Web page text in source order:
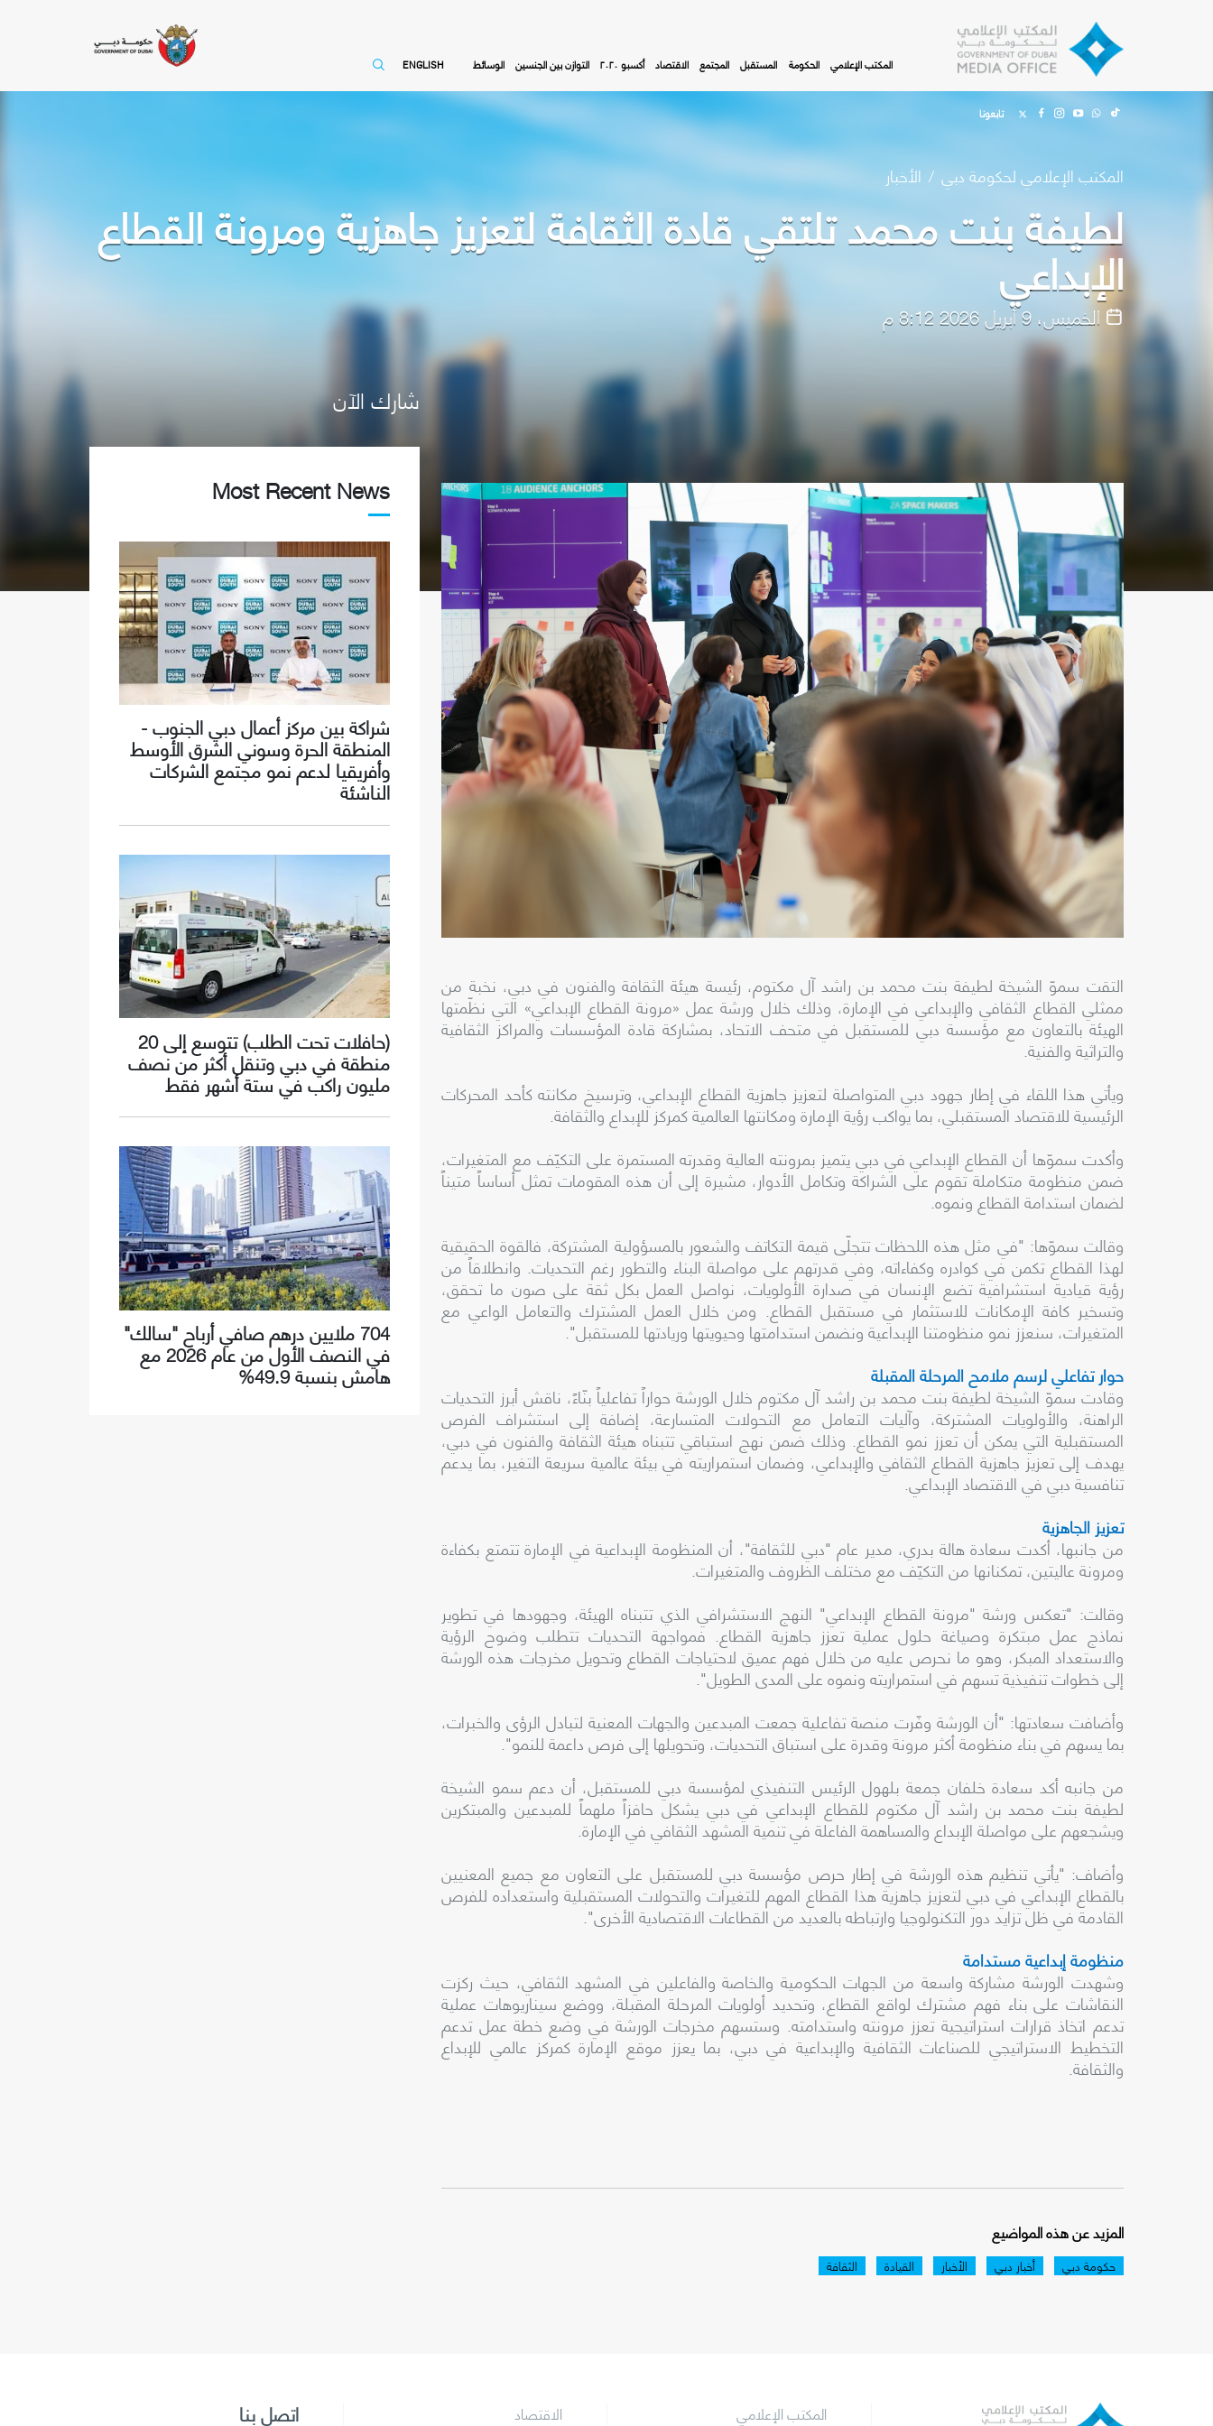
المكتب الإعلامي الحكومة المستقبل المجتمع الاقتصاد أكسبو ٢٠٢٠ التوازن بين الجنسين الوسائط ENGLISH
تابعونا
المكتب الإعلامي لحكومة دبي الأخبار
لطيفة بنت محمد تلتقي قادة الثقافة لتعزيز جاهزية ومرونة القطاع
الإبداعي
الخميس، 9 أبريل 2026 8:12 م
التقت سموّ الشيخة لطيفة بنت محمد بن راشد آل مكتوم، رئيسة هيئة الثقافة والفنون في دبي، نخبة من
ممثلي القطاع الثقافي والإبداعي في الإمارة، وذلك خلال ورشة عمل «مرونة القطاع الإبداعي» التي نظّمتها
الهيئة بالتعاون مع مؤسسة دبي للمستقبل في متحف الاتحاد، بمشاركة قادة المؤسسات والمراكز الثقافية
والتراثية والفنية.
ويأتي هذا اللقاء في إطار جهود دبي المتواصلة لتعزيز جاهزية القطاع الإبداعي، وترسيخ مكانته كأحد المحركات
الرئيسية للاقتصاد المستقبلي، بما يواكب رؤية الإمارة ومكانتها العالمية كمركز للإبداع والثقافة.
وأكدت سموّها أن القطاع الإبداعي في دبي يتميز بمرونته العالية وقدرته المستمرة على التكيّف مع المتغيرات،
ضمن منظومة متكاملة تقوم على الشراكة وتكامل الأدوار، مشيرة إلى أن هذه المقومات تمثل أساساً متيناً
لضمان استدامة القطاع ونموه.
وقالت سموّها: "في مثل هذه اللحظات تتجلّى قيمة التكاتف والشعور بالمسؤولية المشتركة، فالقوة الحقيقية
لهذا القطاع تكمن في كوادره وكفاءاته، وفي قدرتهم على مواصلة البناء والتطور رغم التحديات. وانطلاقاً من
رؤية قيادية استشرافية تضع الإنسان في صدارة الأولويات، نواصل العمل بكل ثقة على صون ما تحقق،
وتسخير كافة الإمكانات للاستثمار في مستقبل القطاع. ومن خلال العمل المشترك والتعامل الواعي مع
المتغيرات، سنعزز نمو منظومتنا الإبداعية ونضمن استدامتها وحيويتها وريادتها للمستقبل".
حوار تفاعلي لرسم ملامح المرحلة المقبلة
وقادت سموّ الشيخة لطيفة بنت محمد بن راشد آل مكتوم خلال الورشة حواراً تفاعلياً بنّاءً، ناقش أبرز التحديات
الراهنة، والأولويات المشتركة، وآليات التعامل مع التحولات المتسارعة، إضافة إلى استشراف الفرص
المستقبلية التي يمكن أن تعزز نمو القطاع. وذلك ضمن نهج استباقي تتبناه هيئة الثقافة والفنون في دبي،
يهدف إلى تعزيز جاهزية القطاع الثقافي والإبداعي، وضمان استمراريته في بيئة عالمية سريعة التغير، بما يدعم
تنافسية دبي في الاقتصاد الإبداعي.
تعزيز الجاهزية
من جانبها، أكدت سعادة هالة بدري، مدير عام "دبي للثقافة"، أن المنظومة الإبداعية في الإمارة تتمتع بكفاءة
ومرونة عاليتين، تمكنانها من التكيّف مع مختلف الظروف والمتغيرات.
وقالت: "تعكس ورشة "مرونة القطاع الإبداعي" النهج الاستشرافي الذي تتبناه الهيئة، وجهودها في تطوير
نماذج عمل مبتكرة وصياغة حلول عملية تعزز جاهزية القطاع. فمواجهة التحديات تتطلب وضوح الرؤية
والاستعداد المبكر، وهو ما نحرص عليه من خلال فهم عميق لاحتياجات القطاع وتحويل مخرجات هذه الورشة
إلى خطوات تنفيذية تسهم في استمراريته ونموه على المدى الطويل".
وأضافت سعادتها: "أن الورشة وفّرت منصة تفاعلية جمعت المبدعين والجهات المعنية لتبادل الرؤى والخبرات،
بما يسهم في بناء منظومة أكثر مرونة وقدرة على استباق التحديات، وتحويلها إلى فرص داعمة للنمو".
من جانبه أكد سعادة خلفان جمعة بلهول الرئيس التنفيذي لمؤسسة دبي للمستقبل، أن دعم سمو الشيخة
لطيفة بنت محمد بن راشد آل مكتوم للقطاع الإبداعي في دبي يشكل حافزاً ملهماً للمبدعين والمبتكرين
ويشجعهم على مواصلة الإبداع والمساهمة الفاعلة في تنمية المشهد الثقافي في الإمارة.
وأضاف: "يأتي تنظيم هذه الورشة في إطار حرص مؤسسة دبي للمستقبل على التعاون مع جميع المعنيين
بالقطاع الإبداعي في دبي لتعزيز جاهزية هذا القطاع المهم للتغيرات والتحولات المستقبلية واستعداده للفرص
القادمة في ظل تزايد دور التكنولوجيا وارتباطه بالعديد من القطاعات الاقتصادية الأخرى".
منظومة إبداعية مستدامة
وشهدت الورشة مشاركة واسعة من الجهات الحكومية والخاصة والفاعلين في المشهد الثقافي، حيث ركزت
النقاشات على بناء فهم مشترك لواقع القطاع، وتحديد أولويات المرحلة المقبلة، ووضع سيناريوهات عملية
تدعم اتخاذ قرارات استراتيجية تعزز مرونته واستدامته. وستسهم مخرجات الورشة في وضع خطة عمل تدعم
التخطيط الاستراتيجي للصناعات الثقافية والإبداعية في دبي، بما يعزز موقع الإمارة كمركز عالمي للإبداع
والثقافة.
المزيد عن هذه المواضيع
حكومة دبي أخبار دبي الأخبار القيادة الثقافة
شارك الآن
Most Recent News
شراكة بين مركز أعمال دبي الجنوب -
المنطقة الحرة وسوني الشرق الأوسط
وأفريقيا لدعم نمو مجتمع الشركات
الناشئة
(حافلات تحت الطلب) تتوسع إلى 20
منطقة في دبي وتنقل أكثر من نصف
مليون راكب في ستة أشهر فقط
704 ملايين درهم صافي أرباح "سالك"
في النصف الأول من عام 2026 مع
هامش بنسبة 49.9%
المكتب الإعلامي الاقتصاد اتصل بنا